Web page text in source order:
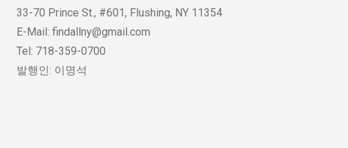
33-70 Prince St., #601, Flushing, NY 11354
E-Mail: findallny@gmail.com
Tel: 718-359-0700
발행인: 이명석